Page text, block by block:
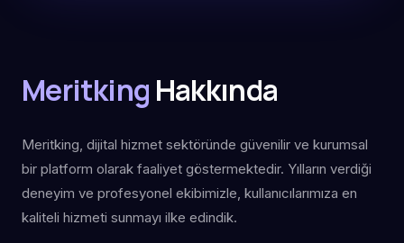
Meritking Hakkında
Meritking, dijital hizmet sektöründe güvenilir ve kurumsal
bir platform olarak faaliyet göstermektedir. Yılların verdiği
deneyim ve profesyonel ekibimizle, kullanıcılarımıza en
kaliteli hizmeti sunmayı ilke edindik.